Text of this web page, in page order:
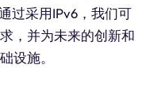
过采用IPv6，我们可
，并为未来的创新和
设施。